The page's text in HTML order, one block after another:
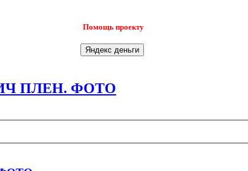
Помощь проекту
ПЛЕН. ФОТО